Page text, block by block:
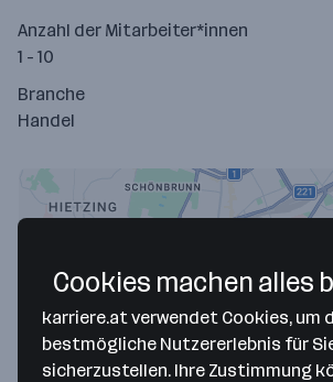
Anzahl der Mitarbeiter*innen
1 - 10
Branche
Handel
Cookies machen alles
karriere.at verwendet Cookies, um
bestmögliche Nutzererlebnis für
sicherzustellen. Ihre Zustimmung